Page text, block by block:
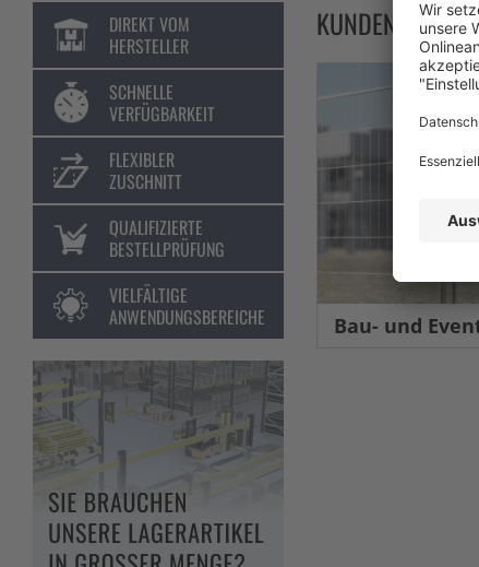
DIREKT VOM
HERSTELLER
SCHNELLE
VERFÜGBARKEIT
FLEXIBLER
ZUSCHNITT
QUALIFIZIERTE
BESTELLPRÜFUNG
VIELFÄLTIGE
ANWENDUNGSBEREICHE
KUNDEN
Bau- und